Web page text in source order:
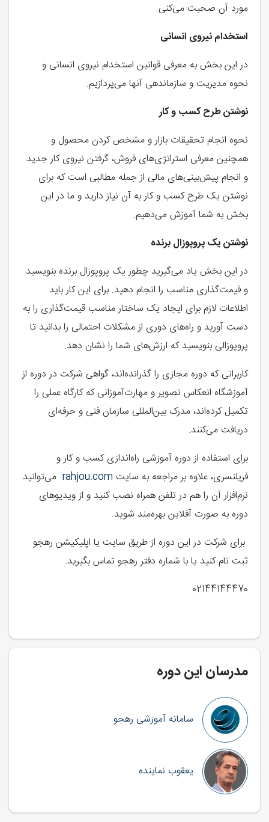
مورد آن صحبت می‌کنی.
استخدام نیروی انسانی
در این بخش به معرفی قوانین استخدام نیروی انسانی و
نحوه مدیریت و سازماندهی آنها می‌پردازیم.
نوشتن طرح کسب و کار
نحوه انجام تحقیقات بازار و مشخص کردن محصول و
همچنین معرفی استراتژی‌های فروش، گرفتن نیروی کار جدید
و انجام پیش‌بینی‌های مالی از جمله مطالبی است که برای
نوشتن یک طرح کسب و کار به آن نیاز دارید و ما در این
بخش به شما آموزش می‌دهیم.
نوشتن یک پروپوزال برنده
در این بخش یاد می‌گیرید چطور یک پروپوزال برنده بنویسید
و قیمت‌گذاری مناسب را انجام دهید. برای این کار باید
اطلاعات لازم برای ایجاد یک ساختار مناسب قیمت‌گذاری را به
دست آورید و راه‌های دوری از مشکلات احتمالی را بدانید تا
پروپوزالی بنویسید که ارزش‌های شما را نشان دهد.
کاربرانی که دوره مجازی را گذرانده‌اند، گواهی شرکت در دوره از
آموزشگاه انعکاس تصویر و مهارت‌آموزانی که کارگاه عملی را
تکمیل کرده‌اند، مدرک بین‌المللی سازمان فنی و حرفه‌ای
دریافت می‌کنند.
برای استفاده از دوره آموزشی راه‌اندازی کسب و کار و
فریلنسری، علاوه بر مراجعه به سایت rahjou.com می‌توانید
نرم‌افزار آن را هم در تلفن همراه نصب کنید و از ویدیوهای
دوره به صورت آفلاین بهره‌مند شوید.
برای شرکت در این دوره از طریق سایت یا اپلیکیشن رهجو
ثبت نام کنید یا با شماره دفتر رهجو تماس بگیرید.
02144144470
مدرسان این دوره
سامانه آموزشی رهجو
یعقوب نماینده